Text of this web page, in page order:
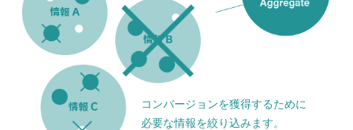
コンバージョンを獲得するために
必要な情報を絞り込みます。